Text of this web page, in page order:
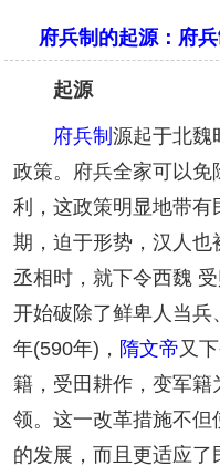
府兵制的起源：府
起源
府兵制 源起于北魏
政策。府兵全家可以
利，这政策明显地带有
期，迫于形势，汉人也
丞相时，就下令西魏
开始破除了鲜卑人当
年(590年)， 隋文帝又
籍，受田耕作，变军
领。这一改革措施不
的发展，而且更适应